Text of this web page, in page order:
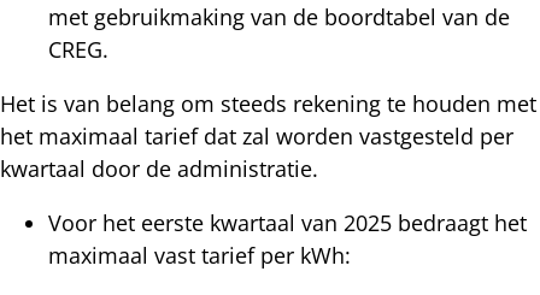
met gebruikmaking van de boordtabel van de
CREG.
Het is van belang om steeds rekening te houden met
het maximaal tarief dat zal worden vastgesteld per
kwartaal door de administratie.
Voor het eerste kwartaal van 2025 bedraagt het
maximaal vast tarief per kWh: